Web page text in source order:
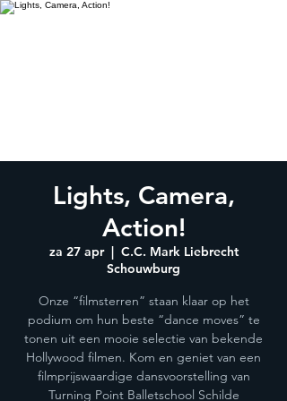
Lights, Camera,
Action!
za 27 apr
  |
C.C. Mark Liebrecht
Schouwburg
Onze “filmsterren” staan klaar op het
podium om hun beste “dance moves” te
tonen uit een mooie selectie van bekende
Hollywood filmen. Kom en geniet van een
filmprijswaardige dansvoorstelling van
Turning Point Balletschool Schilde